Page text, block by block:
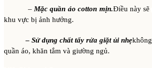
– Mặc quần áo cotton mịn.Điều này sẽ
khu vực bị ảnh hưởng.
– Sử dụng chất tẩy rửa giặt ủi nhẹ
quần áo, khăn tắm và giường ngủ.